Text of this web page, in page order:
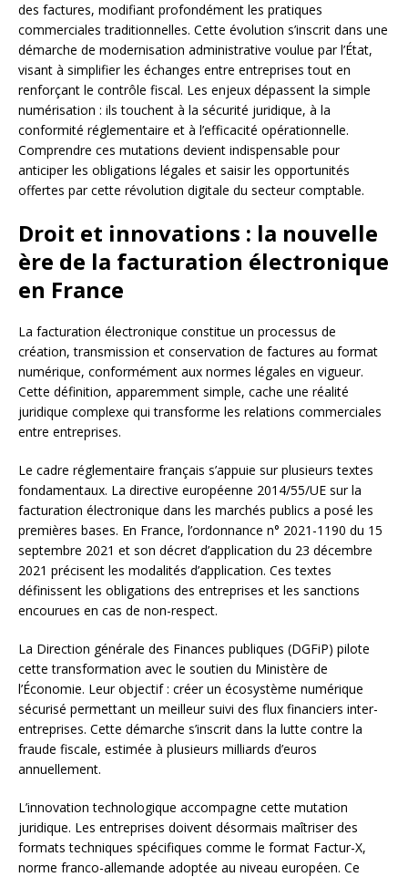
des factures, modifiant profondément les pratiques
commerciales traditionnelles. Cette évolution s’inscrit dans une
démarche de modernisation administrative voulue par l’État,
visant à simplifier les échanges entre entreprises tout en
renforçant le contrôle fiscal. Les enjeux dépassent la simple
numérisation : ils touchent à la sécurité juridique, à la
conformité réglementaire et à l’efficacité opérationnelle.
Comprendre ces mutations devient indispensable pour
anticiper les obligations légales et saisir les opportunités
offertes par cette révolution digitale du secteur comptable.
Droit et innovations : la nouvelle
ère de la facturation électronique
en France
La facturation électronique constitue un processus de
création, transmission et conservation de factures au format
numérique, conformément aux normes légales en vigueur.
Cette définition, apparemment simple, cache une réalité
juridique complexe qui transforme les relations commerciales
entre entreprises.
Le cadre réglementaire français s’appuie sur plusieurs textes
fondamentaux. La directive européenne 2014/55/UE sur la
facturation électronique dans les marchés publics a posé les
premières bases. En France, l’ordonnance n° 2021-1190 du 15
septembre 2021 et son décret d’application du 23 décembre
2021 précisent les modalités d’application. Ces textes
définissent les obligations des entreprises et les sanctions
encourues en cas de non-respect.
La Direction générale des Finances publiques (DGFiP) pilote
cette transformation avec le soutien du Ministère de
l’Économie. Leur objectif : créer un écosystème numérique
sécurisé permettant un meilleur suivi des flux financiers inter-
entreprises. Cette démarche s’inscrit dans la lutte contre la
fraude fiscale, estimée à plusieurs milliards d’euros
annuellement.
L’innovation technologique accompagne cette mutation
juridique. Les entreprises doivent désormais maîtriser des
formats techniques spécifiques comme le format Factur-X,
norme franco-allemande adoptée au niveau européen. Ce